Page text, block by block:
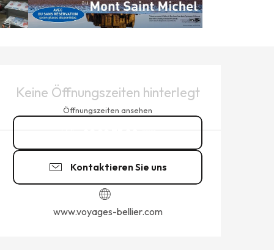
&
Keine Öffnungszeiten hinterlegt
Öffnungszeiten ansehen
Kontaktieren Sie uns
www.voyages-bellier.com